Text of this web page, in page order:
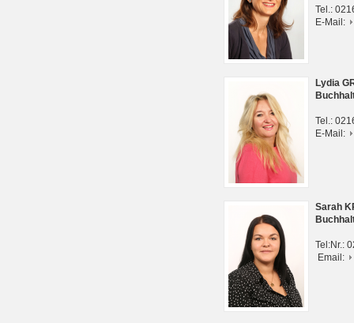
Tel.:
E-Mail:
Lydia
Tel.:
E-Mail:
Sarah
Tel:Nr.:
Email: